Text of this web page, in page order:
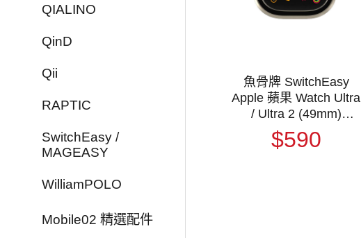
QIALINO
QinD
Qii
RAPTIC
SwitchEasy /
MAGEASY
WilliamPOLO
Mobile02 精選配件
魚骨牌 SwitchEasy
Apple 蘋果 Watch Ultra
/ Ultra 2 (49mm)
Modern Hybrid 9H 鋼
化玻璃鋁合金保護殼 手
$590